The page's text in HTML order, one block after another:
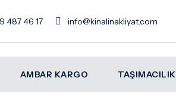
487 46 17 info@kinalinakliyat.com
AMBAR KARGO TAŞIMACILIK